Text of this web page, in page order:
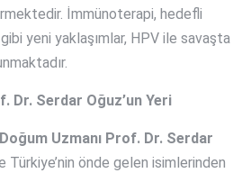
İmmünoterapi, hedefli
yeni yaklaşımlar, HPV ile savaşta
Dr. Serdar Oğuz’un Yeri
Doğum Uzmanı Prof. Dr. Serdar
Türkiye’nin önde gelen isimlerinden